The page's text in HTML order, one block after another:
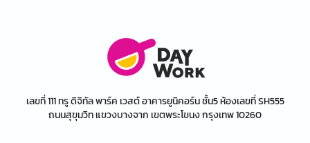
เลขที่ 111 ทรู ดิจิทัล พาร์ค เวสต์ อาคารยูนิคอร์น ชั้น5 ห้องเลขที่ SH555
ถนนสุขุมวิท แขวงบางจาก เขตพระโขนง กรุงเทพ 10260